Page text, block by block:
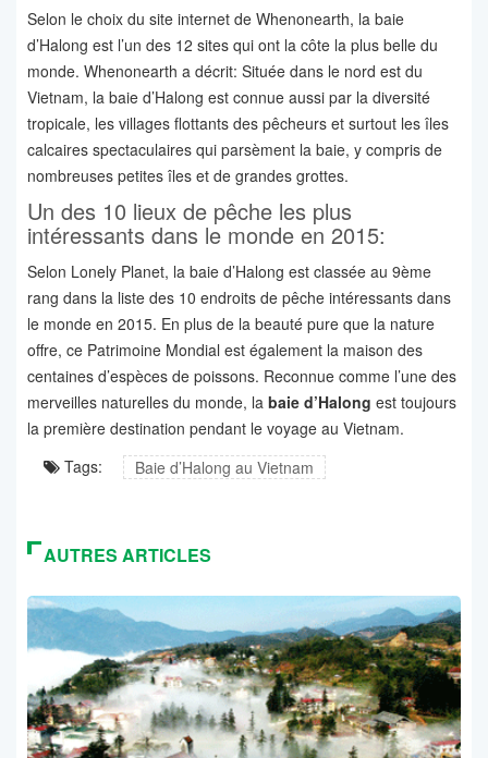
Selon le choix du site internet de Whenonearth, la baie
d’Halong est l’un des 12 sites qui ont la côte la plus belle du
monde. Whenonearth a décrit: Située dans le nord est du
Vietnam, la baie d’Halong est connue aussi par la diversité
tropicale, les villages flottants des pêcheurs et surtout les îles
calcaires spectaculaires qui parsèment la baie, y compris de
nombreuses petites îles et de grandes grottes.
Un des 10 lieux de pêche les plus
intéressants dans le monde en 2015:
Selon Lonely Planet, la baie d’Halong est classée au 9ème
rang dans la liste des 10 endroits de pêche intéressants dans
le monde en 2015. En plus de la beauté pure que la nature
offre, ce Patrimoine Mondial est également la maison des
centaines d’espèces de poissons. Reconnue comme l’une des
merveilles naturelles du monde, la baie d’Halong est toujours
la première destination pendant le voyage au Vietnam.
Tags:
Baie d’Halong au Vietnam
AUTRES ARTICLES